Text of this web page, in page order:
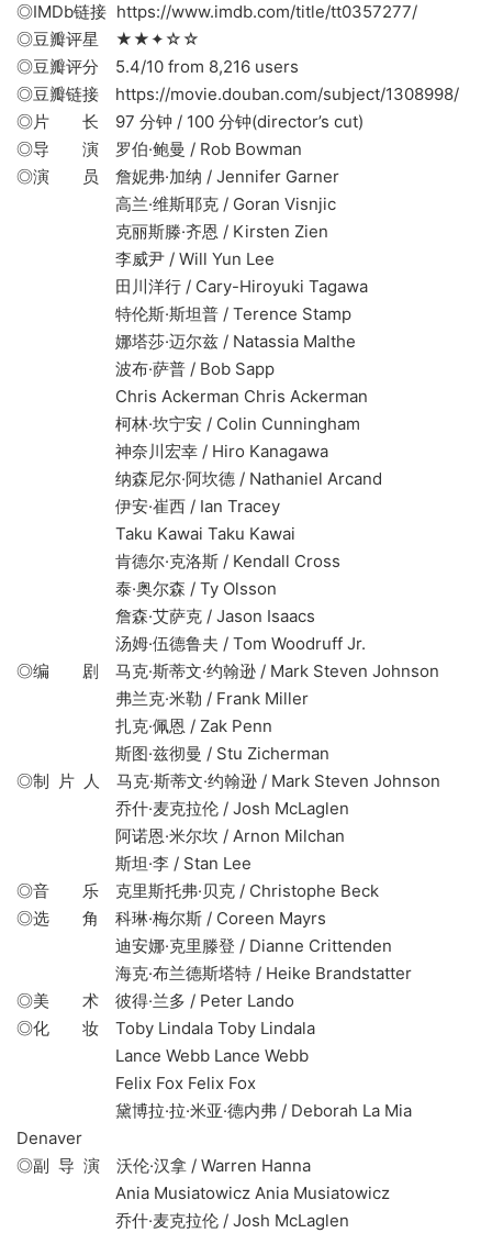
◎IMDb链接 https://www.imdb.com/title/tt0357277/
◎豆瓣评星 ★★✦☆☆
◎豆瓣评分 5.4/10 from 8,216 users
◎豆瓣链接 https://movie.douban.com/subject/1308998/
◎片 长 97 分钟 / 100 分钟(director’s cut)
◎导 演 罗伯·鲍曼 / Rob Bowman
◎演 员 詹妮弗·加纳 / Jennifer Garner
高兰·维斯耶克 / Goran Visnjic
克丽斯滕·齐恩 / Kirsten Zien
李威尹 / Will Yun Lee
田川洋行 / Cary-Hiroyuki Tagawa
特伦斯·斯坦普 / Terence Stamp
娜塔莎·迈尔兹 / Natassia Malthe
波布·萨普 / Bob Sapp
Chris Ackerman Chris Ackerman
柯林·坎宁安 / Colin Cunningham
神奈川宏幸 / Hiro Kanagawa
纳森尼尔·阿坎德 / Nathaniel Arcand
伊安·崔西 / Ian Tracey
Taku Kawai Taku Kawai
肯德尔·克洛斯 / Kendall Cross
泰·奥尔森 / Ty Olsson
詹森·艾萨克 / Jason Isaacs
汤姆·伍德鲁夫 / Tom Woodruff Jr.
◎编 剧 马克·斯蒂文·约翰逊 / Mark Steven Johnson
弗兰克·米勒 / Frank Miller
扎克·佩恩 / Zak Penn
斯图·兹彻曼 / Stu Zicherman
◎制 片 人 马克·斯蒂文·约翰逊 / Mark Steven Johnson
乔什·麦克拉伦 / Josh McLaglen
阿诺恩·米尔坎 / Arnon Milchan
斯坦·李 / Stan Lee
◎音 乐 克里斯托弗·贝克 / Christophe Beck
◎选 角 科琳·梅尔斯 / Coreen Mayrs
迪安娜·克里滕登 / Dianne Crittenden
海克·布兰德斯塔特 / Heike Brandstatter
◎美 术 彼得·兰多 / Peter Lando
◎化 妆 Toby Lindala Toby Lindala
Lance Webb Lance Webb
Felix Fox Felix Fox
黛博拉·拉·米亚·德内弗 / Deborah La Mia
Denaver
◎副 导 演 沃伦·汉拿 / Warren Hanna
Ania Musiatowicz Ania Musiatowicz
乔什·麦克拉伦 / Josh McLaglen